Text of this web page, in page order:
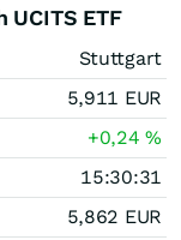
UCITS ETF
Stuttgart
5,911 EUR
+0,24%
15:30:31
5,862 EUR